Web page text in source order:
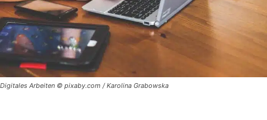
Digitales Arbeiten © pixaby.com / Karolina Grabowska